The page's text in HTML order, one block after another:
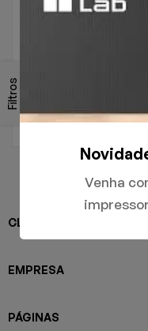
Filtros
CLIENTES
EMPRESA
PÁGINAS
Venha